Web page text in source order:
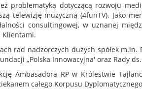
problematyką dotyczącą rozwoju
telewizję muzyczną (4funTV). Jako
consultingowej, w uznanej
Klientami.
rad nadzorczych dużych spółek
„Polska Innowacyjna' oraz Rady
Ambasadora RP w Królestwie
całego Korpusu